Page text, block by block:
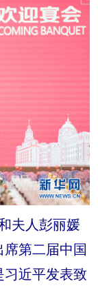
夫人彭丽媛
第二届中国
习近平发表致